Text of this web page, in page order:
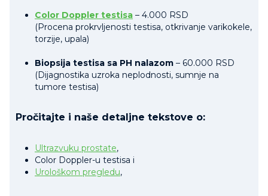
Color Doppler testisa – 4.000 RSD
(Procena prokrvljenosti testisa, otkrivanje varikokele,
torzije, upala)
Biopsija testisa sa PH nalazom – 60.000 RSD
(Dijagnostika uzroka neplodnosti, sumnje na
tumore testisa)
Pročitajte i naše detaljne tekstove o:
Ultrazvuku prostate,
Color Doppler-u testisa i
Urološkom pregledu,